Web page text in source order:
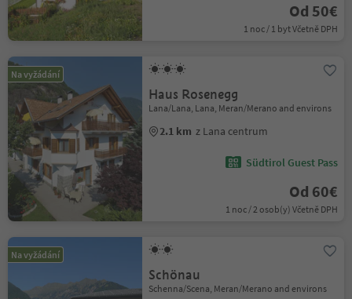
Od 50€
1 noc / 1 byt Včetně DPH
Na vyžádání
Haus Rosenegg
Lana/Lana, Lana, Meran/Merano and environs
2.1 km z Lana centrum
Südtirol Guest Pass
Od 60€
1 noc / 2 osob(y) Včetně DPH
Na vyžádání
Schönau
Schenna/Scena, Meran/Merano and environs